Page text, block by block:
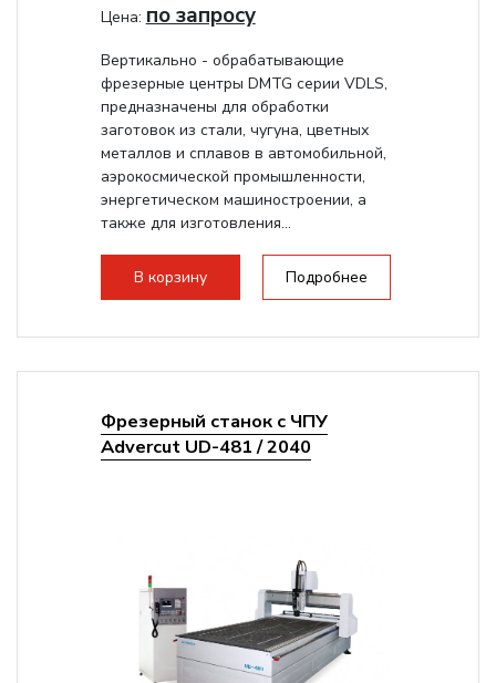
Цена: по запросу
Вертикально - обрабатывающие
фрезерные центры DMTG серии VDLS,
предназначены для обработки
заготовок из стали, чугуна, цветных
металлов и сплавов в автомобильной,
аэрокосмической промышленности,
энергетическом машиностроении, а
также для изготовления...
В корзину Подробнее
Фрезерный станок с ЧПУ
Advercut UD-481 / 2040